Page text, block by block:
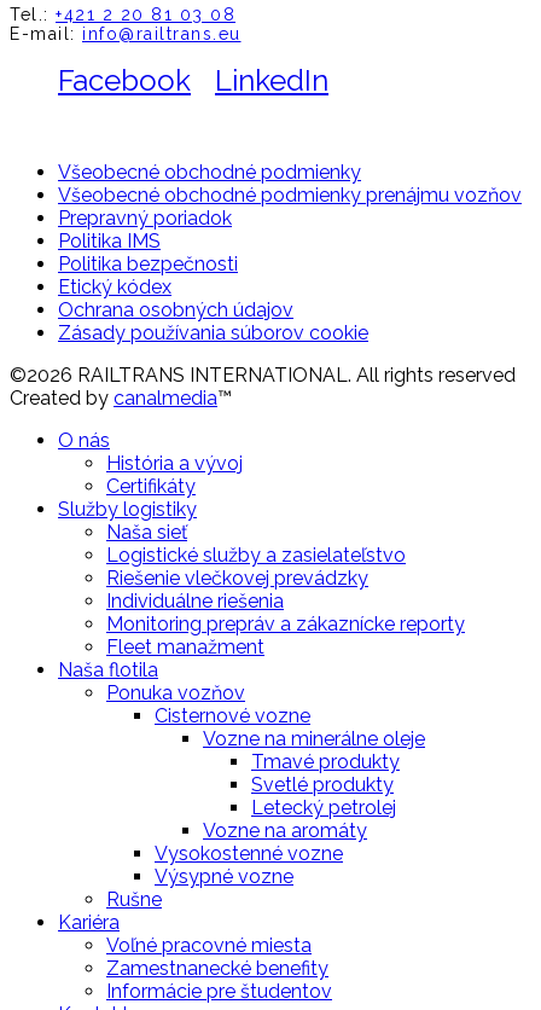
Tel.: +421 2 20 81 03 08
E-mail: info@railtrans.eu
Facebook LinkedIn
Všeobecné obchodné podmienky
Všeobecné obchodné podmienky prenájmu vozňov
Prepravný poriadok
Politika IMS
Politika bezpečnosti
Etický kódex
Ochrana osobných údajov
Zásady používania súborov cookie
©2026 RAILTRANS INTERNATIONAL. All rights reserved
Created by canalmedia™
O nás
História a vývoj
Certifikáty
Služby logistiky
Naša sieť
Logistické služby a zasielateľstvo
Riešenie vlečkovej prevádzky
Individuálne riešenia
Monitoring prepráv a zákaznícke reporty
Fleet manažment
Naša flotila
Ponuka vozňov
Cisternové vozne
Vozne na minerálne oleje
Tmavé produkty
Svetlé produkty
Letecký petrolej
Vozne na aromáty
Vysokostenné vozne
Výsypné vozne
Rušne
Kariéra
Voľné pracovné miesta
Zamestnanecké benefity
Informácie pre študentov